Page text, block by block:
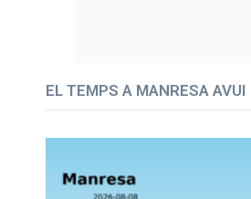
EL TEMPS A MANRESA AVUI